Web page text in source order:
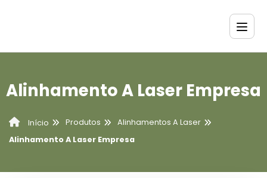
Alinhamento A Laser Empresa
Início Produtos
Alinhamentos A Laser
Alinhamento A Laser Empresa